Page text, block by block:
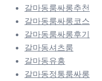
갈마동룸싸롱추천
갈마동룸싸롱코스
갈마동룸싸롱후기
갈마동셔츠룸
갈마동유흥
갈마동정통룸싸롱